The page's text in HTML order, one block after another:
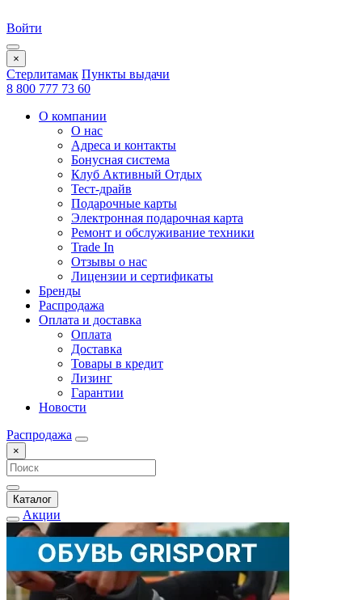
Войти
×
Стерлитамак Пункты выдачи
8 800 777 73 60
О компании
О нас
Адреса и контакты
Бонусная система
Клуб Активный Отдых
Тест-драйв
Подарочные карты
Электронная подарочная карта
Ремонт и обслуживание техники
Trade In
Отзывы о нас
Лицензии и сертификаты
Бренды
Распродажа
Оплата и доставка
Оплата
Доставка
Товары в кредит
Лизинг
Гарантии
Новости
Распродажа
×
Каталог
Акции